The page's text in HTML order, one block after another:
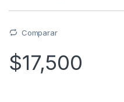
Comparar
$17,500